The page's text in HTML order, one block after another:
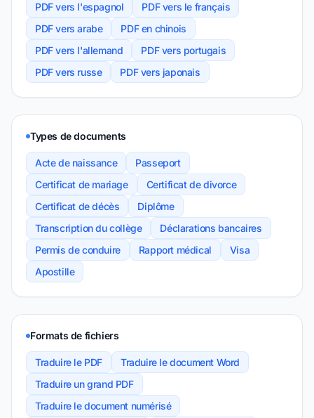
PDF vers l'espagnol
PDF vers le français
PDF vers arabe
PDF en chinois
PDF vers l'allemand
PDF vers portugais
PDF vers russe
PDF vers japonais
Types de documents
Acte de naissance
Passeport
Certificat de mariage
Certificat de divorce
Certificat de décès
Diplôme
Transcription du collège
Déclarations bancaires
Permis de conduire
Rapport médical
Visa
Apostille
Formats de fichiers
Traduire le PDF
Traduire le document Word
Traduire un grand PDF
Traduire le document numérisé